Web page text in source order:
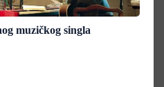
muzičkog singla